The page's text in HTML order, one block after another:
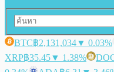
BTC฿2,131,034▼ 0.03%
XRP฿35.45▼ 1.38%